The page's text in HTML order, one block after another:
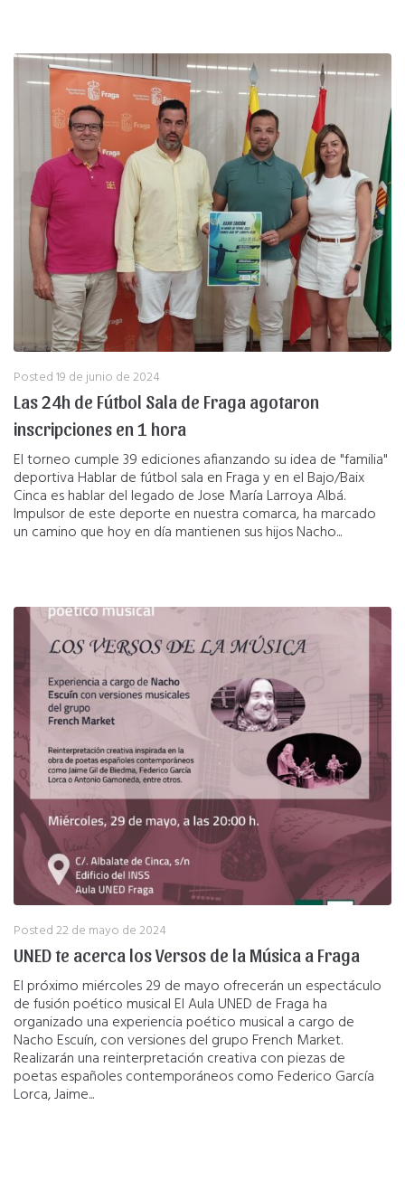
Posted19 de junio de 2024
Las 24h de Fútbol Sala de Fraga agotaron
inscripciones en 1 hora
El torneo cumple 39 ediciones afianzando su idea de "familia"
deportiva Hablar de fútbol sala en Fraga y en el Bajo/Baix
Cinca es hablar del legado de Jose María Larroya Albá.
Impulsor de este deporte en nuestra comarca, ha marcado
un camino que hoy en día mantienen sus hijos Nacho...
Posted22 de mayo de 2024
UNED te acerca los Versos de la Música a Fraga
El próximo miércoles 29 de mayo ofrecerán un espectáculo
de fusión poético musical El Aula UNED de Fraga ha
organizado una experiencia poético musical a cargo de
Nacho Escuín, con versiones del grupo French Market.
Realizarán una reinterpretación creativa con piezas de
poetas españoles contemporáneos como Federico García
Lorca, Jaime...